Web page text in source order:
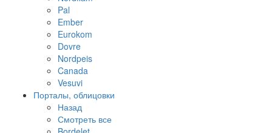
Pal
Ember
Eurokom
Dovre
Nordpeis
Canada
Vesuvi
Порталы, облицовки
Назад
Смотреть все